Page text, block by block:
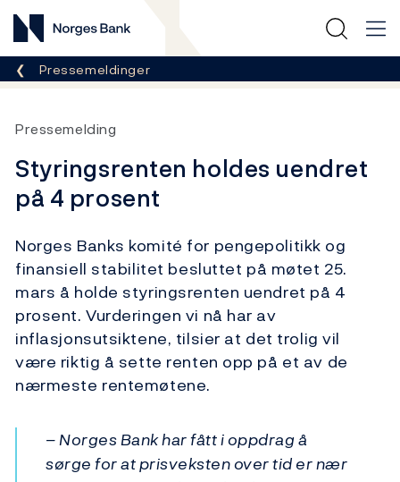
Norges Bank
Her er du nå:
Pressemeldinger
Pressemelding
Styringsrenten holdes uendret
på 4 prosent
Norges Banks komité for pengepolitikk og
finansiell stabilitet besluttet på møtet 25.
mars å holde styringsrenten uendret på 4
prosent. Vurderingen vi nå har av
inflasjonsutsiktene, tilsier at det trolig vil
være riktig å sette renten opp på et av de
nærmeste rentemøtene.
– Norges Bank har fått i oppdrag å
sørge for at prisveksten over tid er nær